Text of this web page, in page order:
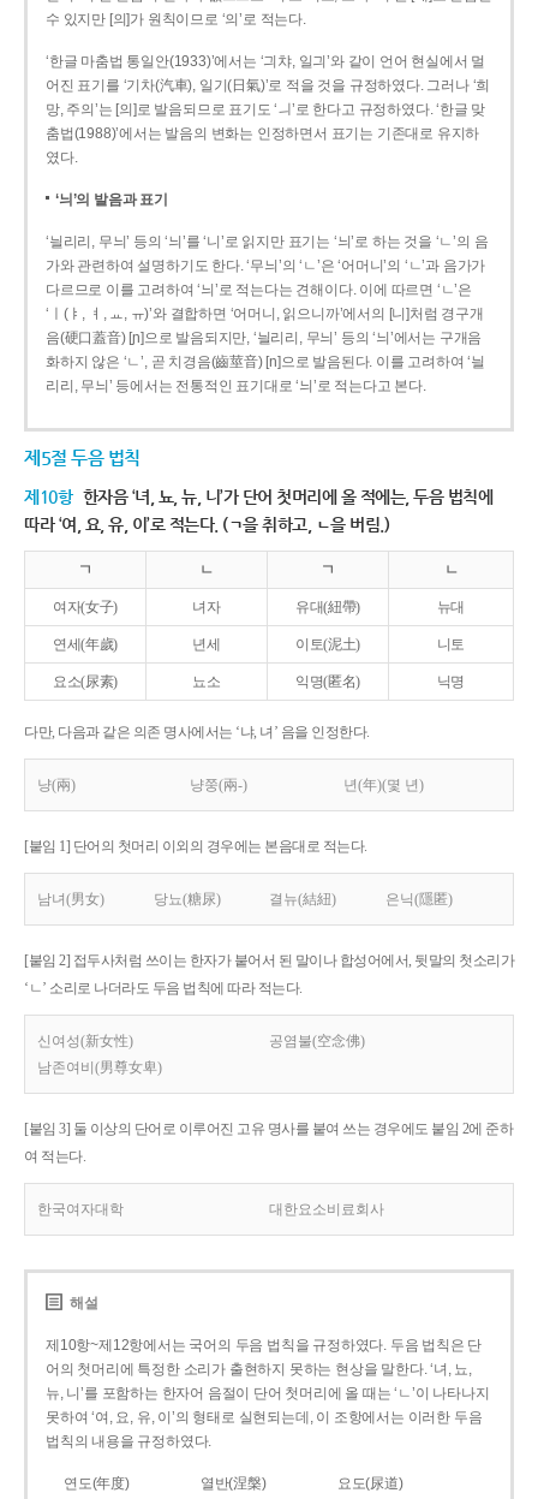
수 있지만 [의]가 원칙이므로 ‘의’로 적는다.
‘한글 마춤법 통일안(1933)’에서는 ‘긔챠, 일긔’와 같이 언어 현실에서 멀
어진 표기를 ‘기차(汽車), 일기(日氣)’로 적을 것을 규정하였다. 그러나 ‘희
망, 주의’는 [의]로 발음되므로 표기도 ‘ㅢ’로 한다고 규정하였다. ‘한글 맞
춤법(1988)’에서는 발음의 변화는 인정하면서 표기는 기존대로 유지하
였다.
‘늬’의 발음과 표기
‘늴리리, 무늬’ 등의 ‘늬’를 ‘니’로 읽지만 표기는 ‘늬’로 하는 것을 ‘ㄴ’의 음
가와 관련하여 설명하기도 한다. ‘무늬’의 ‘ㄴ’은 ‘어머니’의 ‘ㄴ’과 음가가
다르므로 이를 고려하여 ‘늬’로 적는다는 견해이다. 이에 따르면 ‘ㄴ’은
‘ㅣ(ㅑ, ㅕ, ㅛ, ㅠ)’와 결합하면 ‘어머니, 읽으니까’에서의 [니]처럼 경구개
음(硬口蓋音) [ɲ]으로 발음되지만, ‘늴리리, 무늬’ 등의 ‘늬’에서는 구개음
화하지 않은 ‘ㄴ’, 곧 치경음(齒莖音) [n]으로 발음된다. 이를 고려하여 ‘늴
리리, 무늬’ 등에서는 전통적인 표기대로 ‘늬’로 적는다고 본다.
제5절 두음 법칙
제10항 한자음 ‘녀, 뇨, 뉴, 니’가 단어 첫머리에 올 적에는, 두음 법칙에
따라 ‘여, 요, 유, 이’로 적는다. (ㄱ을 취하고, ㄴ을 버림.)
ㄱ ㄴ ㄱ ㄴ
여자(女子) 녀자 유대(紐帶) 뉴대
연세(年歲) 년세 이토(泥土) 니토
요소(尿素) 뇨소 익명(匿名) 닉명
다만, 다음과 같은 의존 명사에서는 ‘냐, 녀’ 음을 인정한다.
냥(兩) 냥쭝(兩-) 년(年)(몇 년)
[붙임 1] 단어의 첫머리 이외의 경우에는 본음대로 적는다.
남녀(男女) 당뇨(糖尿) 결뉴(結紐) 은닉(隱匿)
[붙임 2] 접두사처럼 쓰이는 한자가 붙어서 된 말이나 합성어에서, 뒷말의 첫소리가
‘ㄴ’ 소리로 나더라도 두음 법칙에 따라 적는다.
신여성(新女性)
공염불(空念佛)
남존여비(男尊女卑)
[붙임 3] 둘 이상의 단어로 이루어진 고유 명사를 붙여 쓰는 경우에도 붙임 2에 준하
여 적는다.
한국여자대학 대한요소비료회사
해설
제10항~제12항에서는 국어의 두음 법칙을 규정하였다. 두음 법칙은 단
어의 첫머리에 특정한 소리가 출현하지 못하는 현상을 말한다. ‘녀, 뇨,
뉴, 니’를 포함하는 한자어 음절이 단어 첫머리에 올 때는 ‘ㄴ’이 나타나지
못하여 ‘여, 요, 유, 이’의 형태로 실현되는데, 이 조항에서는 이러한 두음
법칙의 내용을 규정하였다.
연도(年度) 열반(涅槃)
요도(尿道)